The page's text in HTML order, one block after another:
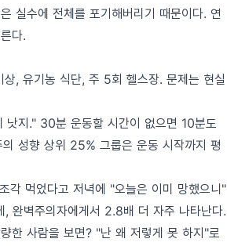
실수에 전체를 포기해버리기 때문이다. 연
다.
, 유기농 식단, 주 5회 헬스장. 문제는 현실
낫지." 30분 운동할 시간이 없으면 10분도
향 상위 25% 그룹은 운동 시작까지 평
각 먹었다고 저녁에 "오늘은 이미 망했으니"
벽주의자에게서 2.8배 더 자주 나타난다.
한 사람을 보면? "난 왜 저렇게 못 하지"로